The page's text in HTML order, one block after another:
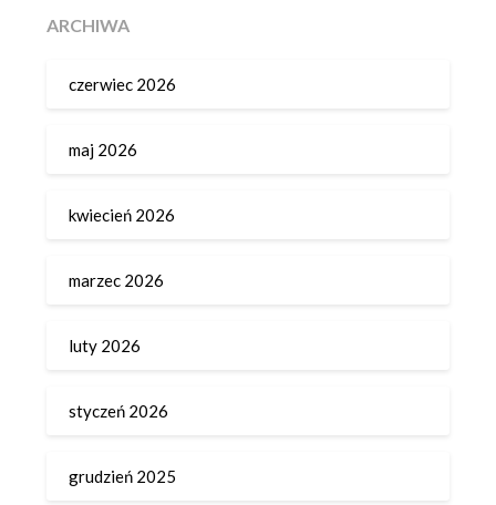
ARCHIWA
czerwiec 2026
maj 2026
kwiecień 2026
marzec 2026
luty 2026
styczeń 2026
grudzień 2025